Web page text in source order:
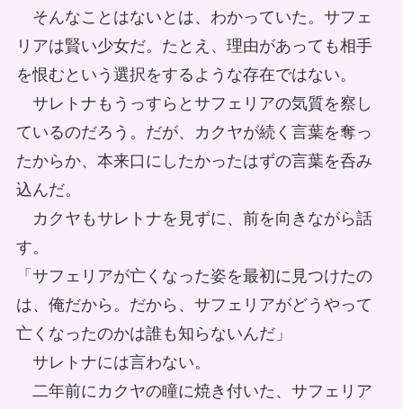
そんなことはないとは、わかっていた。サフェ
リアは賢い少女だ。たとえ、理由があっても相手
を恨むという選択をするような存在ではない。
サレトナもうっすらとサフェリアの気質を察し
ているのだろう。だが、カクヤが続く言葉を奪っ
たからか、本来口にしたかったはずの言葉を呑み
込んだ。
カクヤもサレトナを見ずに、前を向きながら話
す。
「サフェリアが亡くなった姿を最初に見つけたの
は、俺だから。だから、サフェリアがどうやって
亡くなったのかは誰も知らないんだ」
サレトナには言わない。
二年前にカクヤの瞳に焼き付いた、サフェリア